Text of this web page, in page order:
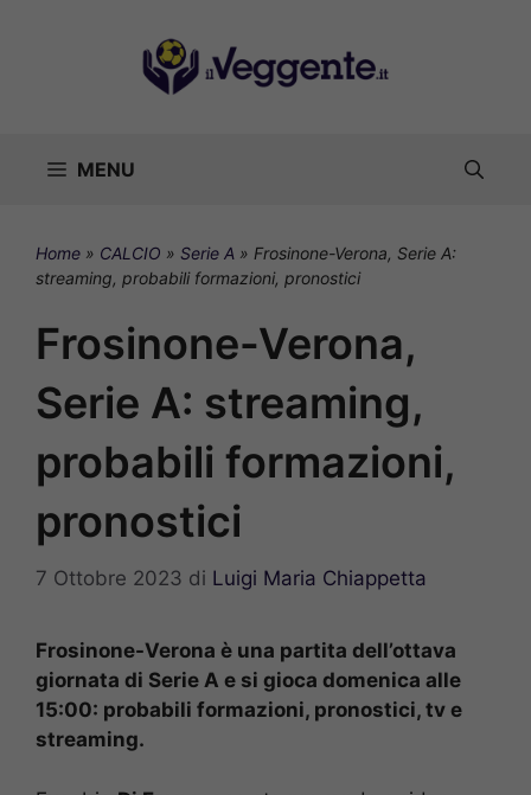
MENU
Home » CALCIO » Serie A » Frosinone-Verona, Serie A:
streaming, probabili formazioni, pronostici
Frosinone-Verona,
Serie A: streaming,
probabili formazioni,
pronostici
7 Ottobre 2023 di Luigi Maria Chiappetta
Frosinone-Verona è una partita dell’ottava
giornata di Serie A e si gioca domenica alle
15:00: probabili formazioni, pronostici, tv e
streaming.